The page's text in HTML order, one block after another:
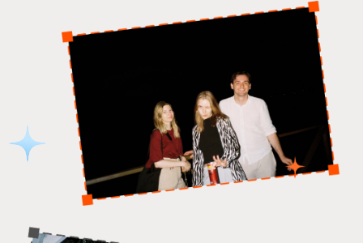
А дальше мы начали искать себя. Быстро
поняли, что ВИНОУ — про долгое
сотрудничество и осмысленный СММ,
который подстраивается под задачи
клиентов. Мы редко берём новые проекты,
но когда берём — ведём годами.
Ещё мы поняли, что наша сила — растить
из юных талантов ярких и самобытных
профессионалов. Поэтому многие приходят
к нам после универа и быстро вырастают